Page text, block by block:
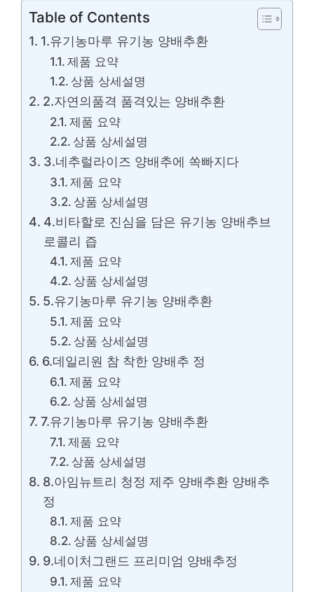
Table of Contents
1.유기농마루 유기농 양배추환
제품 요약
상품 상세설명
2.자연의품격 품격있는 양배추환
제품 요약
상품 상세설명
3.네추럴라이즈 양배추에 쏙빠지다
제품 요약
상품 상세설명
4.비타할로 진심을 담은 유기농 양배추브
로콜리 즙
제품 요약
상품 상세설명
5.유기농마루 유기농 양배추환
제품 요약
상품 상세설명
6.데일리원 참 착한 양배추 정
제품 요약
상품 상세설명
7.유기농마루 유기농 양배추환
제품 요약
상품 상세설명
8.아임뉴트리 청정 제주 양배추환 양배추
정
제품 요약
상품 상세설명
9.네이처그랜드 프리미엄 양배추정
제품 요약